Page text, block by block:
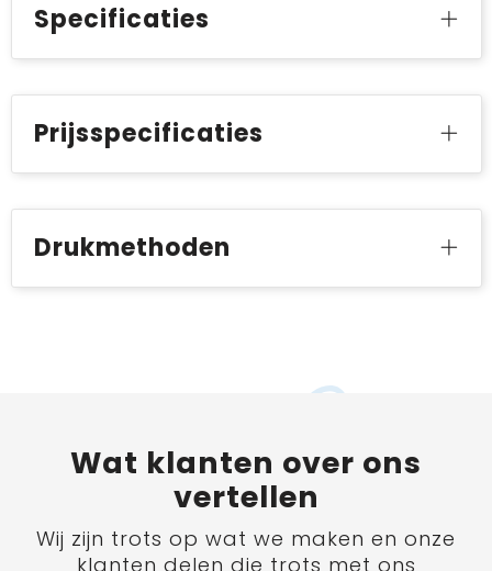
Specificaties
Prijsspecificaties
Drukmethoden
Wat klanten over ons
vertellen
Wij zijn trots op wat we maken en onze
klanten delen die trots met ons